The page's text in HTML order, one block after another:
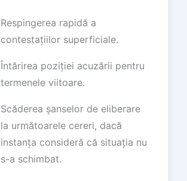
Respingerea rapidă a
contestațiilor superficiale.
Întărirea poziției acuzării pentru
termenele viitoare.
Scăderea șanselor de eliberare
la următoarele cereri, dacă
instanța consideră că situația nu
s-a schimbat.